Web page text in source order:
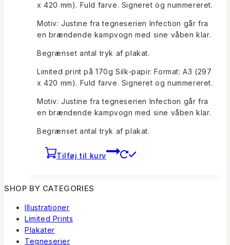
var:
kr.75.
er:
kr.50.
x 420 mm). Fuld farve. Signeret og nummereret.
Motiv: Justine fra tegneserien Infection går fra
en brændende kampvogn med sine våben klar.
Begrænset antal tryk af plakat.
Limited print på 170g Silk-papir. Format: A3 (297
x 420 mm). Fuld farve. Signeret og nummereret.
Motiv: Justine fra tegneserien Infection går fra
en brændende kampvogn med sine våben klar.
Begrænset antal tryk af plakat.
Tilføj til kurv
SHOP BY CATEGORIES
Illustrationer
Limited Prints
Plakater
Tegneserier